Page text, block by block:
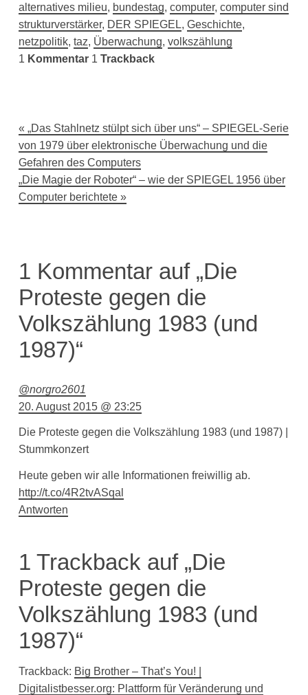
alternatives milieu, bundestag, computer, computer sind
strukturverstärker, DER SPIEGEL, Geschichte,
netzpolitik, taz, Überwachung, volkszählung
1 Kommentar 1 Trackback
Beitragsnavigation
„Das Stahlnetz stülpt sich über uns“ – SPIEGEL-Serie
von 1979 über elektronische Überwachung und die
Gefahren des Computers
„Die Magie der Roboter“ – wie der SPIEGEL 1956 über
Computer berichtete
1 Kommentar auf „Die
Proteste gegen die
Volkszählung 1983 (und
1987)“
@norgro2601
20. August 2015 @ 23:25
Die Proteste gegen die Volkszählung 1983 (und 1987) |
Stummkonzert
Heute geben wir alle Informationen freiwillig ab.
http://t.co/4R2tvASqal
Antworten
1 Trackback auf „Die
Proteste gegen die
Volkszählung 1983 (und
1987)“
Trackback: Big Brother – That’s You! |
Digitalistbesser.org: Plattform für Veränderung und